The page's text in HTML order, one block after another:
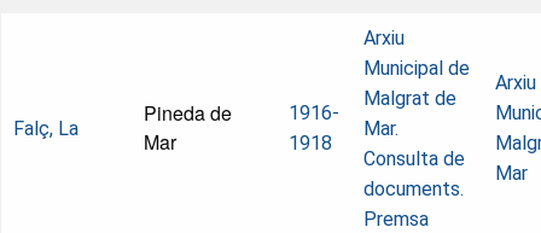
Falç, La
Pineda de
Mar
1916-
1918
Arxiu
Municipal de
Malgrat de
Mar.
Consulta de
documents.
Premsa
Arxiu
Mar